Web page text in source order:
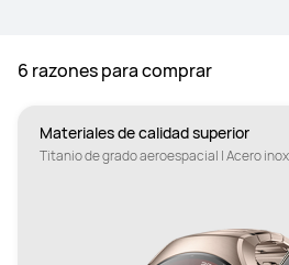
6 razones para comprar
Materiales de calidad superior
Titanio de grado aeroespacial | Acero